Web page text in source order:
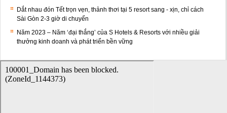
Dắt nhau đón Tết trọn vẹn, thảnh thơi tại 5 resort sang - xịn, chỉ cách
Sài Gòn 2-3 giờ di chuyển
Năm 2023 – Năm ‘đại thắng’ của S Hotels & Resorts với nhiều giải
thưởng kinh doanh và phát triển bền vững